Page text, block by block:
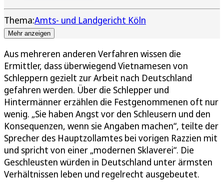
Thema:Amts- und Landgericht Köln
Mehr anzeigen
Aus mehreren anderen Verfahren wissen die
Ermittler, dass überwiegend Vietnamesen von
Schleppern gezielt zur Arbeit nach Deutschland
gefahren werden. Über die Schlepper und
Hintermänner erzählen die Festgenommenen oft nur
wenig. „Sie haben Angst vor den Schleusern und den
Konsequenzen, wenn sie Angaben machen“, teilte der
Sprecher des Hauptzollamtes bei vorigen Razzien mit
und spricht von einer „modernen Sklaverei“. Die
Geschleusten würden in Deutschland unter ärmsten
Verhältnissen leben und regelrecht ausgebeutet.